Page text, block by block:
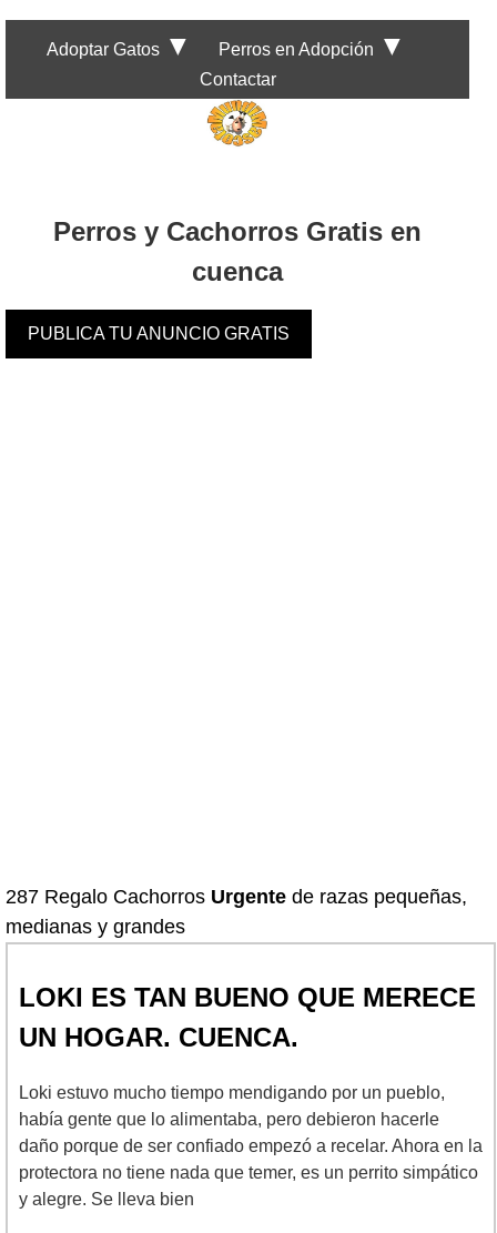
Adoptar Gatos ▼ Perros en Adopción ▼
Contactar
Perros y Cachorros Gratis en
cuenca
PUBLICA TU ANUNCIO GRATIS
287 Regalo Cachorros Urgente de razas pequeñas,
medianas y grandes
LOKI ES TAN BUENO QUE MERECE
UN HOGAR. CUENCA.
Loki estuvo mucho tiempo mendigando por un pueblo,
había gente que lo alimentaba, pero debieron hacerle
daño porque de ser confiado empezó a recelar. Ahora en la
protectora no tiene nada que temer, es un perrito simpático
y alegre. Se lleva bien